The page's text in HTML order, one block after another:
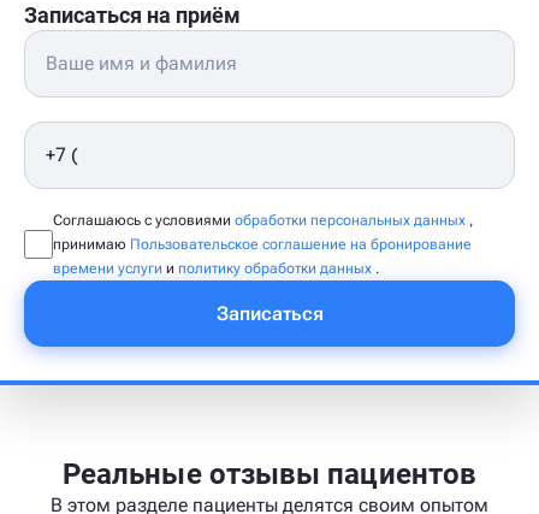
Записаться на приём
Соглашаюсь с условиями обработки персональных данных ,
принимаю Пользовательское соглашение на бронирование
времени услуги и политику обработки данных .
Записаться
Реальные отзывы пациентов
В этом разделе пациенты делятся своим опытом